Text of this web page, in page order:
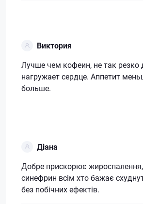
Виктория
Лучше чем кофеин, не так резко
нагружает сердце. Аппетит
больше.
Діана
Добре прискорює
синефрин всім хто бажає
без побічних ефектів.